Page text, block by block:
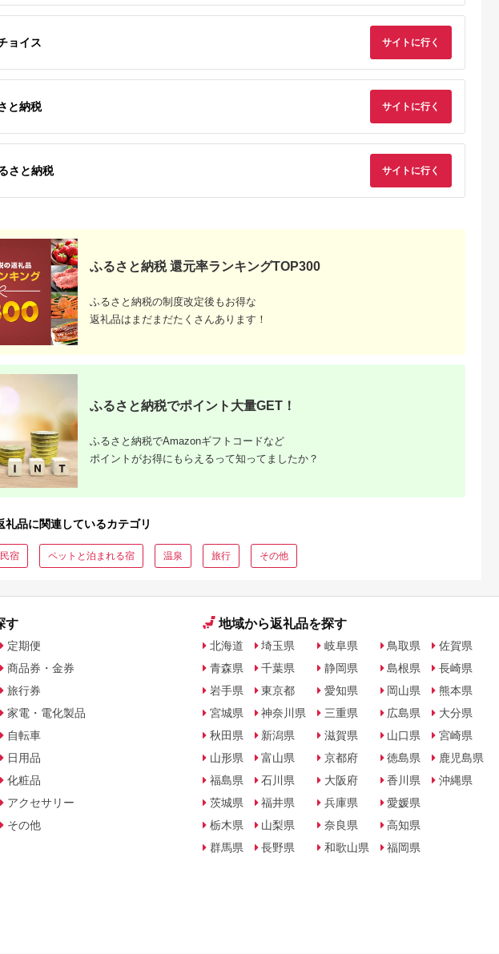
埼玉県 飯能市
食事券(ペア) チケッ
ラブ購入補助券
チケット 購入補助券
ハイブリッド ウエッ
周辺ほか町内各所で利
全日 さんねむ温泉 ペ
ア宿泊券[2名:1泊朝食
岡山県 玉野市
瀬戸内 温泉 たまの湯
入館優待券 10枚 セ
ョイス サイトに行く
と納税 サイトに行く
さと納税 サイトに行く
ふるさと納税 還元率ランキングTOP300
ふるさと納税の制度改定後もお得な
返礼品はまだまだたくさんあります！
ふるさと納税でポイント大量GET！
ふるさと納税でAmazonギフトコードなど
ポイントがお得にもらえるって知ってましたか？
礼品に関連しているカテゴリ
宿 ペットと泊まれる宿 温泉 旅行 その他
す
定期便
商品券・金券
旅行券
家電・電化製品
自転車
日用品
化粧品
アクセサリー
その他
地域から返礼品を探す
北海道
青森県
岩手県
宮城県
秋田県
山形県
福島県
茨城県
栃木県
群馬県
埼玉県
千葉県
東京都
神奈川県
新潟県
富山県
石川県
福井県
山梨県
長野県
岐阜県
静岡県
愛知県
三重県
滋賀県
京都府
大阪府
兵庫県
奈良県
和歌山県
鳥取県
島根県
岡山県
広島県
山口県
徳島県
香川県
愛媛県
高知県
福岡県
佐賀県
長崎県
熊本県
大分県
宮崎県
鹿児島県
沖縄県